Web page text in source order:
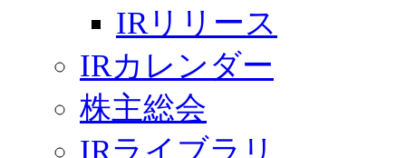
IRリリース
IRカレンダー
株主総会